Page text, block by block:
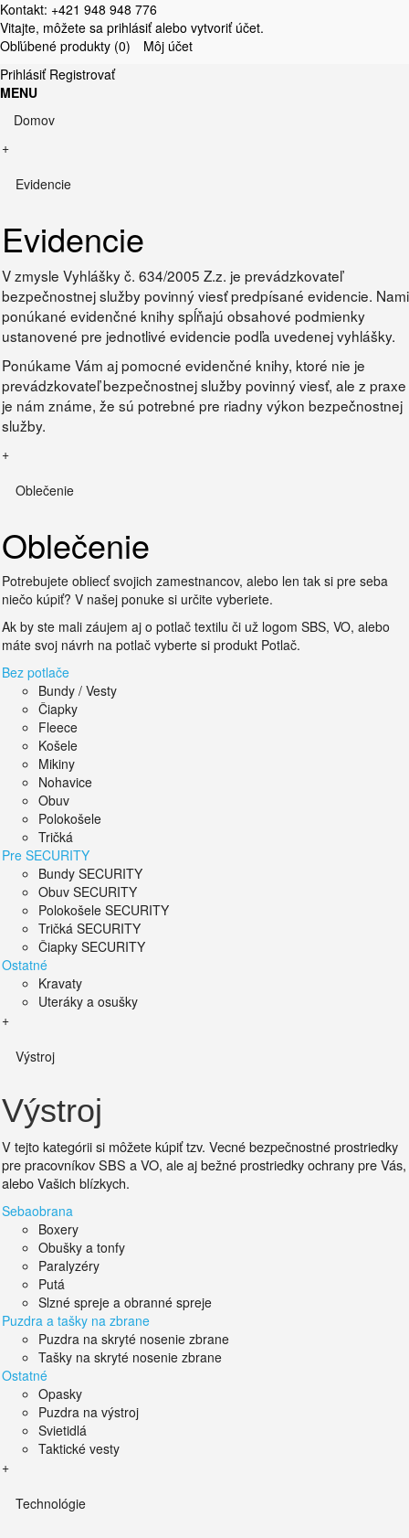
Kontakt: +421 948 948 776
Vitajte, môžete sa prihlásiťalebo vytvoriť účet.
Obľúbené produkty (0)
Môj účet
Prihlásiť Registrovať
MENU
Domov
+
Evidencie
Evidencie
V zmysle Vyhlášky č. 634/2005 Z.z. je prevádzkovateľ
bezpečnostnej služby povinný viesť predpísané evidencie. Nami
ponúkané evidenčné knihy spĺňajú obsahové podmienky
ustanovené pre jednotlivé evidencie podľa uvedenej vyhlášky.
Ponúkame Vám aj pomocné evidenčné knihy, ktoré nie je
prevádzkovateľ bezpečnostnej služby povinný viesť, ale z praxe
je nám známe, že sú potrebné pre riadny výkon bezpečnostnej
služby.
+
Oblečenie
Oblečenie
Potrebujete obliecť svojich zamestnancov, alebo len tak si pre seba
niečo kúpiť? V našej ponuke si určite vyberiete.
Ak by ste mali záujem aj o potlač textilu či už logom SBS, VO, alebo
máte svoj návrh na potlač vyberte si produkt Potlač.
Bez potlače
Bundy / Vesty
Čiapky
Fleece
Košele
Mikiny
Nohavice
Obuv
Polokošele
Tričká
Pre SECURITY
Bundy SECURITY
Obuv SECURITY
Polokošele SECURITY
Tričká SECURITY
Čiapky SECURITY
Ostatné
Kravaty
Uteráky a osušky
+
Výstroj
Výstroj
V tejto kategórii si môžete kúpiť tzv. Vecné bezpečnostné prostriedky
pre pracovníkov SBS a VO, ale aj bežné prostriedky ochrany pre Vás,
alebo Vašich blízkych.
Sebaobrana
Boxery
Obušky a tonfy
Paralyzéry
Putá
Slzné spreje a obranné spreje
Puzdra a tašky na zbrane
Puzdra na skryté nosenie zbrane
Tašky na skryté nosenie zbrane
Ostatné
Opasky
Puzdra na výstroj
Svietidlá
Taktické vesty
+
Technológie